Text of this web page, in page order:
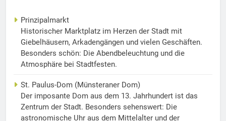
Prinzipalmarkt
Historischer Marktplatz im Herzen der Stadt mit
Giebelhäusern, Arkadengängen und vielen Geschäften.
Besonders schön: Die Abendbeleuchtung und die
Atmosphäre bei Stadtfesten.
St. Paulus-Dom (Münsteraner Dom)
Der imposante Dom aus dem 13. Jahrhundert ist das
Zentrum der Stadt. Besonders sehenswert: Die
astronomische Uhr aus dem Mittelalter und der